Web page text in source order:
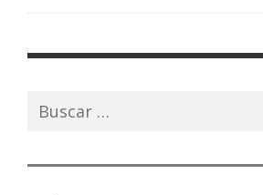
Buscar: